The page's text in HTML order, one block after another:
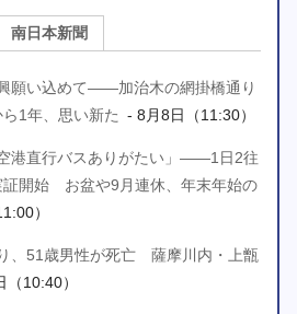
南日本新聞
願い込めて――加治木の網掛橋通り
1年、思い新た - 8月8日（11:30）
港直行バスありがたい」――1日2往
開始 お盆や9月連休、年末年始の
）
、51歳男性が死亡 薩摩川内・上甑
（10:40）